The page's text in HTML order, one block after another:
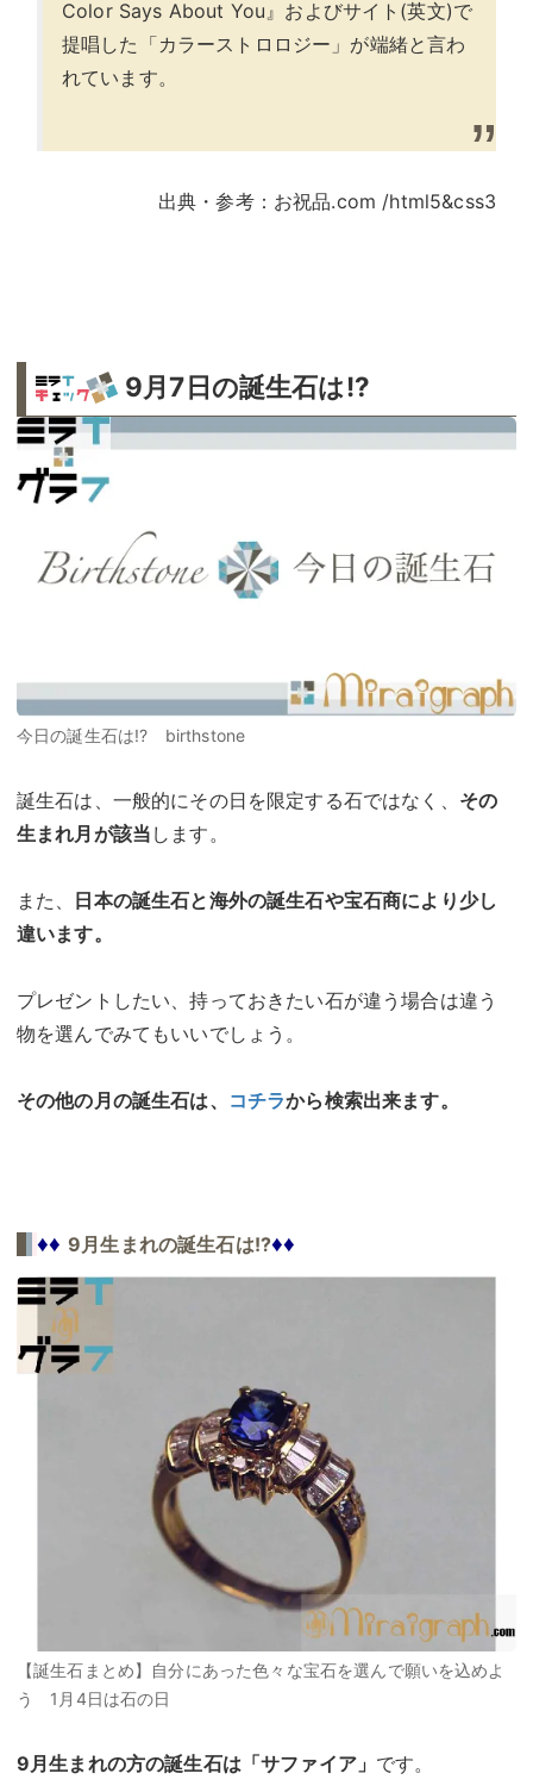
Color Says About You』およびサイト(英文)で
提唱した「カラーストロロジー」が端緒と言わ
れています。
出典・参考：お祝品.com /html5&css3
9月7日の誕生石は!?
今日の誕生石は!? birthstone
誕生石は、一般的にその日を限定する石ではなく、 その
生まれ月が該当 します。
また、 日本の誕生石と海外の誕生石や宝石商により少し
違います。
プレゼントしたい、持っておきたい石が違う場合は違う
物を選んでみてもいいでしょう。
その他の月の誕生石は、 コチラから検索出来ます。
♦♦ 9月生まれの誕生石は!?♦♦
【誕生石まとめ】自分にあった色々な宝石を選んで願いを込めよ
う 1月4日は石の日
9月生まれの方の誕生石は「サファイア」 です。